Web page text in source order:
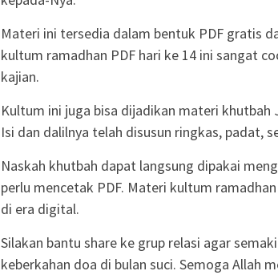
Materi ini tersedia dalam bentuk PDF gratis
kultum ramadhan PDF hari ke 14 ini sangat
kajian.
Kultum ini juga bisa dijadikan materi khutbah
Isi dan dalilnya telah disusun ringkas, padat,
Naskah khutbah dapat langsung dipakai
perlu mencetak PDF. Materi kultum
di era digital.
Silakan bantu share ke grup relasi agar
keberkahan doa di bulan suci. Semoga Allah